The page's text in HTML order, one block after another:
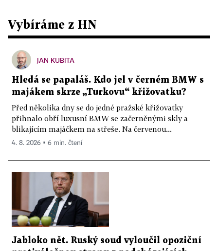
Vybíráme z HN
JAN KUBITA
Hledá se papaláš. Kdo jel v černém BMW s
majákem skrze „Turkovu“ křižovatku?
Před několika dny se do jedné pražské křižovatky
přihnalo obří luxusní BMW se začerněnými skly a
blikajícím majáčkem na střeše. Na červenou...
4. 8. 2026 ▪ 6 min. čtení
Jabloko nět. Ruský soud vyloučil opoziční